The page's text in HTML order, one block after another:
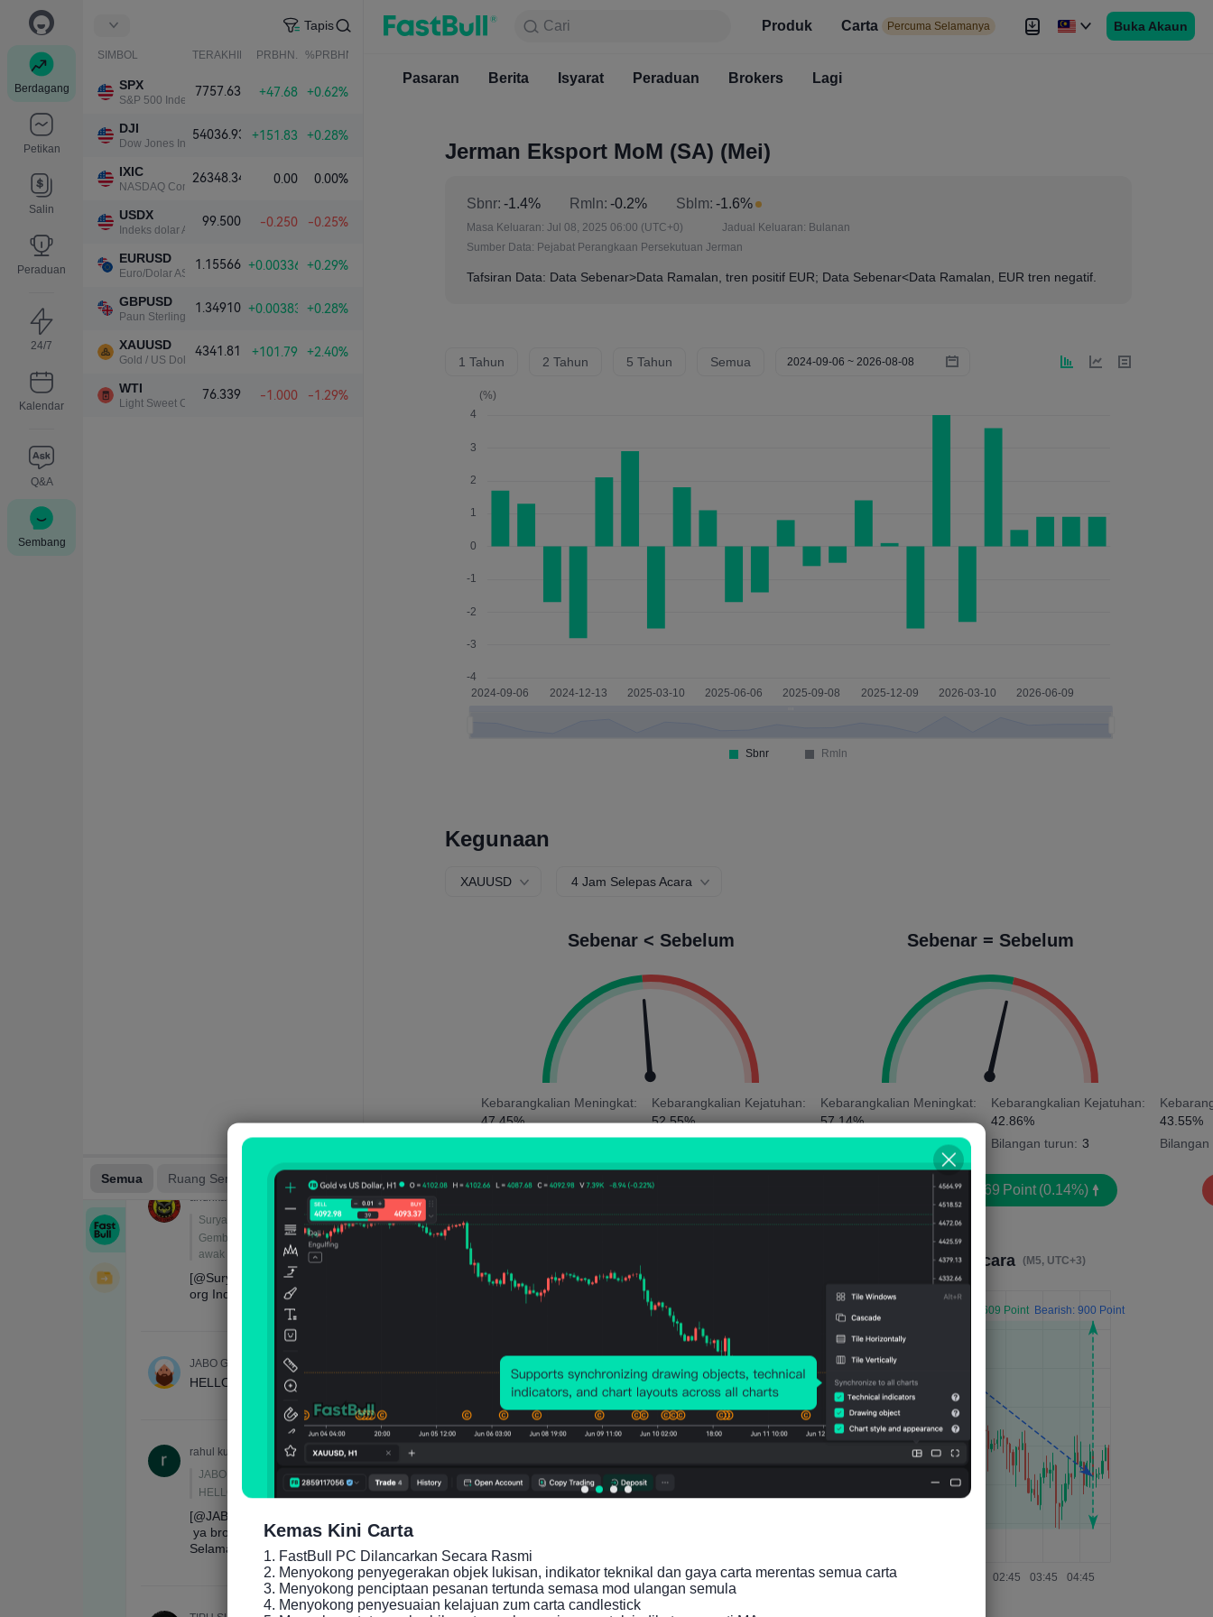
Berdagang
Petikan
Salin
Peraduan
24/7
Kalendar
Q&A
Sembang
Tapis
SIMBOL TERAKHIR PRBHN. %PRBHN.
SPX
S&P 500 Index
7757.63 +47.68 +0.62%
DJI
Dow Jones Industrial Average
54036.93 +151.83 +0.28%
IXIC
NASDAQ Composite Index
26348.34 0.00 0.00%
USDX
Indeks dolar A.S.
99.500 -0.250 -0.25%
EURUSD
Euro/Dolar AS
1.15566 +0.00336 +0.29%
GBPUSD
Paun Sterling/Dolar AS
1.34910 +0.00383 +0.28%
XAUUSD
Gold / US Dollar
4341.81 +101.79 +2.40%
WTI
Light Sweet Crude Oil
76.339 -1.000 -1.29%
Cari Produk Carta Percuma Selamanya
Pasaran Berita Isyarat Peraduan
Buka Akaun
Cari
Percuma Selamanya
Pasaran Berita Isyarat Peraduan Brokers Lagi
Jerman Eksport MoM (SA) (Mei)
Sbnr: -1.4% Rmln: -0.2% Sblm: -1.6%
Masa Keluaran: Jul 08, 2025 06:00 (UTC+0) Jadual Keluaran: Bulanan
Sumber Data: Pejabat Perangkaan Persekutuan Jerman
Tafsiran Data: Data Sebenar>Data Ramalan, tren positif EUR; Data Sebenar<Data Ramalan, EUR tren negatif.
1 Tahun 2 Tahun 5 Tahun Semua
Kegunaan
XAUUSD 4 Jam Selepas Acara
Sebenar < Sebelum
Kebarangkalian Meningkat:
47.45%
Kebarangkalian Kejatuhan:
52.55%
Purata Votaliti: 21
Sebenar = Sebelum
Kebarangkalian Meningkat:
57.14%
Kebarangkalian Kejatuhan:
42.86%
Bilangan turun: 3
Purata Votaliti: 469 Point (0.14%)
43.55%
Bilangan
Carta Harga Kesan 4 Jam Selepas Acara (M5, UTC+3)
Kemas Kini Carta
1. FastBull PC Dilancarkan Secara Rasmi
2. Menyokong penyegerakan objek lukisan, indikator teknikal dan gaya carta merentas semua carta
3. Menyokong penciptaan pesanan tertunda semasa mod ulangan semula
4. Menyokong penyesuaian kelajuan zum carta candlestick